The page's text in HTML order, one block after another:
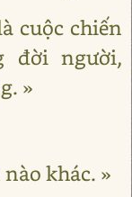
cuộc chiến
đời người,
»
khác. »